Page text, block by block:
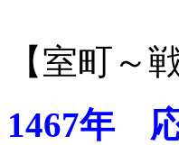
【室町～
1467年